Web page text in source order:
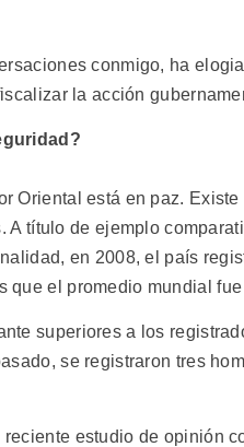
conmigo, ha
la acción
Oriental está en paz.
A título de ejemplo
en 2008, el país
que el promedio mundial
superiores a los
se registraron tres
estudio de opinión